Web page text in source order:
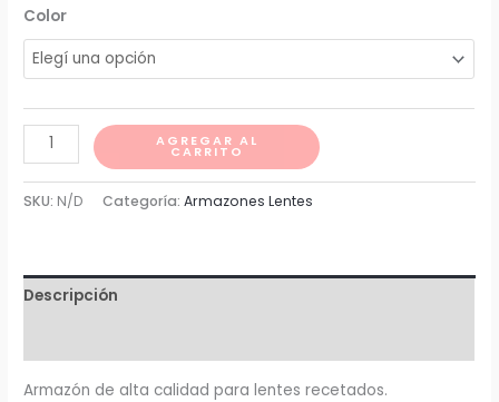
Color
Sabiduría
cantidad
AGREGAR AL
CARRITO
SKU: N/D Categoría:Armazones Lentes
Descripción
Armazón de alta calidad para lentes recetados.